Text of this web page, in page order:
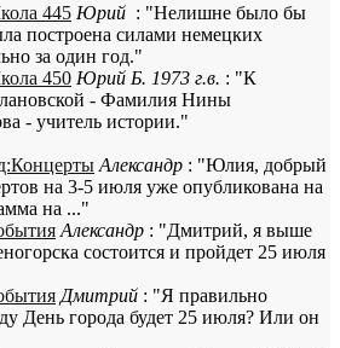
445 Юрий : "Нелишне было бы
построена силами немецких
за один год."
450 Юрий Б. 1973 г.в. : "К
- Фамилия Нины
- учитель истории."
Александр : "Юлия, добрый
на 3-5 июля уже опубликована на
на ..."
Александр : "Дмитрий, я выше
состоится и пройдет 25 июля
Дмитрий : "Я правильно
День города будет 25 июля? Или он